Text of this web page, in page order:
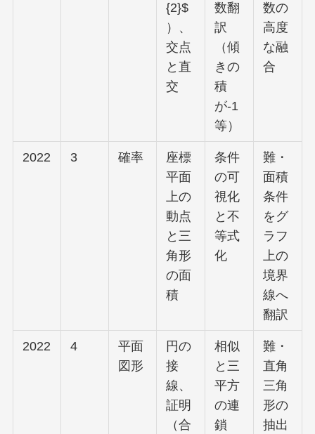
{2}$
）、
交点
と直
交
数翻
訳
（傾
きの
積
が-1
等）
数の
高度
な融
合
2022 3 確率
座標
平面
上の
動点
と三
角形
の面
積
条件
の可
視化
と不
等式
化
難・
面積
条件
をグ
ラフ
上の
境界
線へ
翻訳
2022 4
平面
図形
円の
接
線、
証明
（合
相似
と三
平方
の連
鎖
難・
直角
三角
形の
抽出